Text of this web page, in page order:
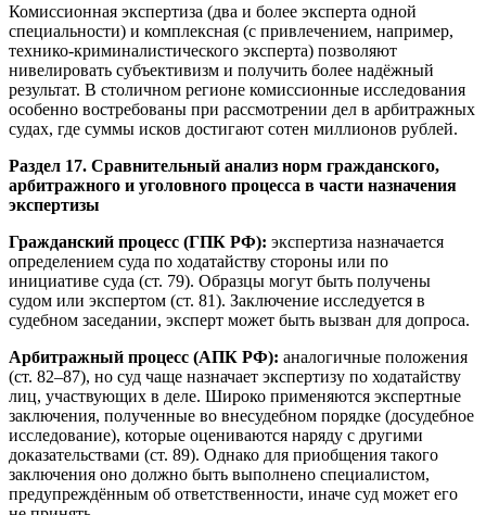
Комиссионная экспертиза (два и более эксперта одной
специальности) и комплексная (с привлечением, например,
технико-криминалистического эксперта) позволяют
нивелировать субъективизм и получить более надёжный
результат. В столичном регионе комиссионные исследования
особенно востребованы при рассмотрении дел в арбитражных
судах, где суммы исков достигают сотен миллионов рублей.
Раздел 17. Сравнительный анализ норм гражданского,
арбитражного и уголовного процесса в части назначения
экспертизы
Гражданский процесс (ГПК РФ): экспертиза назначается
определением суда по ходатайству стороны или по
инициативе суда (ст. 79). Образцы могут быть получены
судом или экспертом (ст. 81). Заключение исследуется в
судебном заседании, эксперт может быть вызван для допроса.
Арбитражный процесс (АПК РФ): аналогичные положения
(ст. 82–87), но суд чаще назначает экспертизу по ходатайству
лиц, участвующих в деле. Широко применяются экспертные
заключения, полученные во внесудебном порядке (досудебное
исследование), которые оцениваются наряду с другими
доказательствами (ст. 89). Однако для приобщения такого
заключения оно должно быть выполнено специалистом,
предупреждённым об ответственности, иначе суд может его